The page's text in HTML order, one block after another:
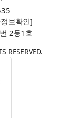
보확인]
2동1호
RESERVED.